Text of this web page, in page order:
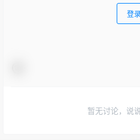
登
暂无讨论，说